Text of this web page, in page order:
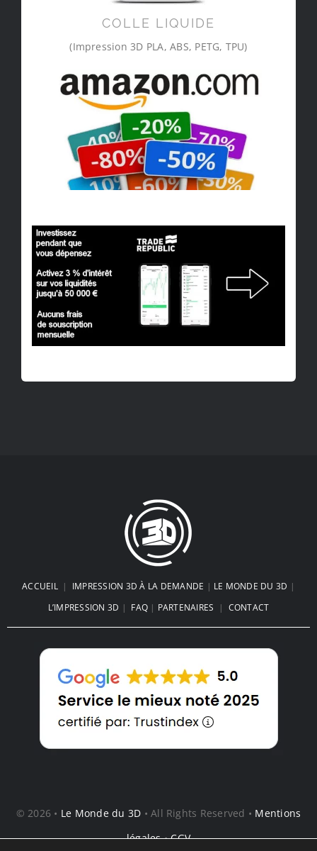
COLLE LIQUIDE
(Impression 3D PLA, ABS, PETG, TPU)
ACCUEIL| IMPRESSION 3D À LA DEMANDE | LE MONDE DU 3D |
L’IMPRESSION 3D | FAQ | PARTENAIRES | CONTACT
© 2026 • Le Monde du 3D • All Rights Reserved • Mentions
légales•CGV